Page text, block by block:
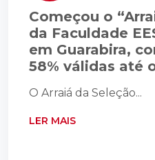
Começou o
da Faculdade
em Guarabira,
58% válidas até
O Arraiá da Seleção...
LER MAIS